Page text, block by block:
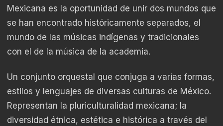
Mexicana es la oportunidad de unir dos mundos que
se han encontrado históricamente separados, el
mundo de las músicas indígenas y tradicionales
con el de la música de la academia.
Un conjunto orquestal que conjuga a varias formas,
estilos y lenguajes de diversas culturas de México.
Representan la pluriculturalidad mexicana; la
diversidad étnica, estética e histórica a través del